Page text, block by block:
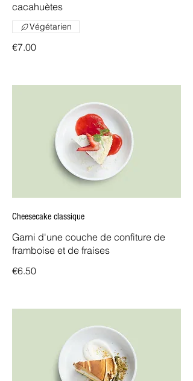
cacahuètes
€7.00
Végétarien
Cheesecake classique
Garni d'une couche de confiture de
framboise et de fraises
€6.50